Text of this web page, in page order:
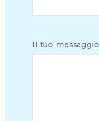
Il tuo messaggio